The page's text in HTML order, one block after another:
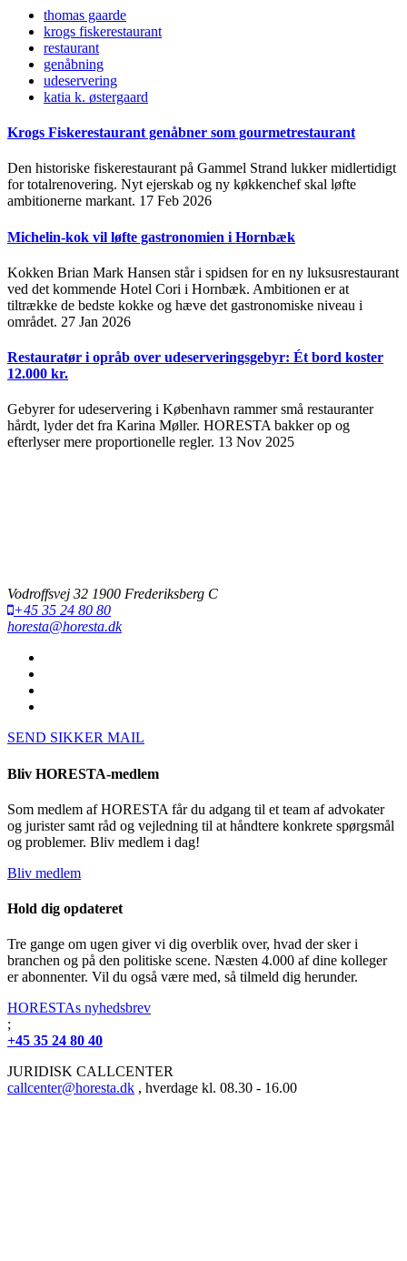
thomas gaarde
krogs fiskerestaurant
restaurant
genåbning
udeservering
katia k. østergaard
Krogs Fiskerestaurant genåbner som gourmetrestaurant
Den historiske fiskerestaurant på Gammel Strand lukker midlertidigt
for totalrenovering. Nyt ejerskab og ny køkkenchef skal løfte
ambitionerne markant. 17 Feb 2026
Michelin-kok vil løfte gastronomien i Hornbæk
Kokken Brian Mark Hansen står i spidsen for en ny luksusrestaurant
ved det kommende Hotel Cori i Hornbæk. Ambitionen er at
tiltrække de bedste kokke og hæve det gastronomiske niveau i
området. 27 Jan 2026
Restauratør i opråb over udeserveringsgebyr: Ét bord koster
12.000 kr.
Gebyrer for udeservering i København rammer små restauranter
hårdt, lyder det fra Karina Møller. HORESTA bakker op og
efterlyser mere proportionelle regler. 13 Nov 2025
Vodroffsvej 32 1900 Frederiksberg C
+45 35 24 80 80
horesta@horesta.dk
SEND SIKKER MAIL
Bliv HORESTA-medlem
Som medlem af HORESTA får du adgang til et team af advokater
og jurister samt råd og vejledning til at håndtere konkrete spørgsmål
og problemer. Bliv medlem i dag!
Bliv medlem
Hold dig opdateret
Tre gange om ugen giver vi dig overblik over, hvad der sker i
branchen og på den politiske scene. Næsten 4.000 af dine kolleger
er abonnenter. Vil du også være med, så tilmeld dig herunder.
HORESTAs nyhedsbrev
;
+45 35 24 80 40
JURIDISK CALLCENTER
callcenter@horesta.dk , hverdage kl. 08.30 - 16.00